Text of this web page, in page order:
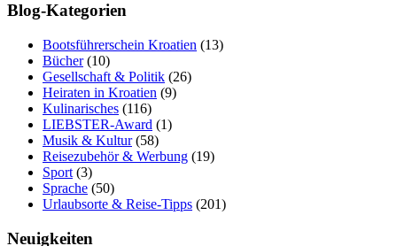
Blog-Kategorien
Bootsführerschein Kroatien (13)
Bücher(10)
Gesellschaft & Politik (26)
Heiraten in Kroatien (9)
Kulinarisches (116)
LIEBSTER-Award (1)
Musik & Kultur(58)
Reisezubehör & Werbung (19)
Sport (3)
Sprache (50)
Urlaubsorte & Reise-Tipps (201)
Neuigkeiten